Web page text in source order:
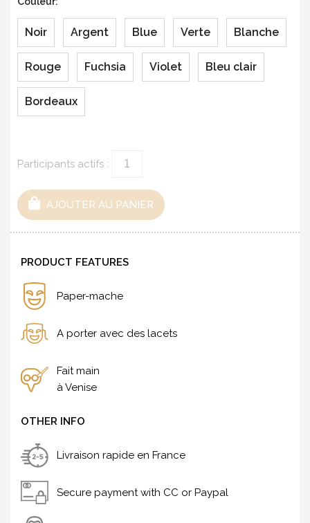
Noir Argent Blue Verte Blanche
Rouge Fuchsia Violet Bleu clair
Bordeaux
Participants actifs :
AJOUTER AU PANIER
PRODUCT FEATURES
Paper-mache
A porter avec des lacets
Fait main
à Venise
OTHER INFO
Livraison rapide en France
Secure payment with CC or Paypal